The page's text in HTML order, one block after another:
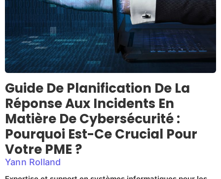
Guide De Planification De La
Réponse Aux Incidents En
Matière De Cybersécurité :
Pourquoi Est-Ce Crucial Pour
Votre PME ?
Yann Rolland